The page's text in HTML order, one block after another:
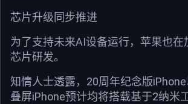
芯片升级同步推进
为了支持未来AI设备运行，苹果也在
芯片研发。
知情人士透露，20周年纪念版
叠屏iPhone预计均将搭载基于2纳米